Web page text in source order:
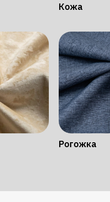
Кожа
Рогожка